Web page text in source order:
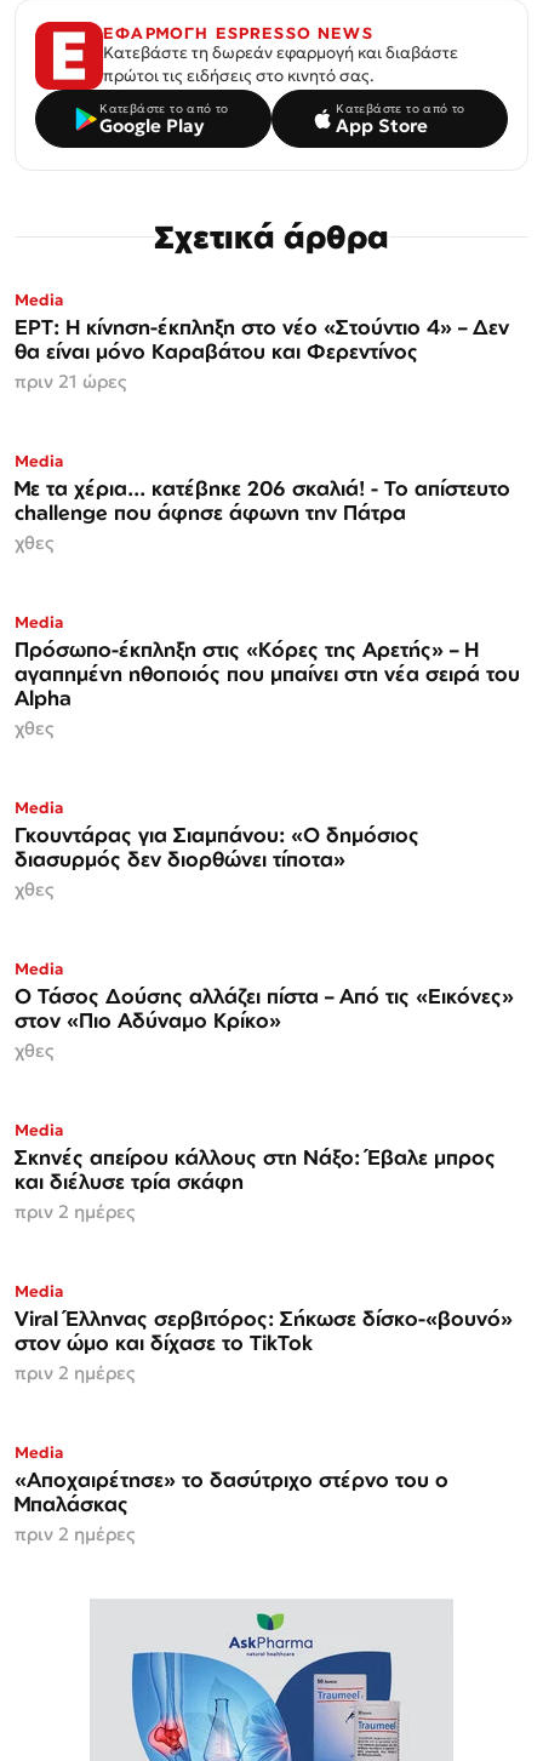
ΕΦΑΡΜΟΓΗ ESPRESSO NEWS
Κατεβάστε τη δωρεάν εφαρμογή και διαβάστε
πρώτοι τις ειδήσεις στο κινητό σας.
Κατεβάστε το από το
Google Play
Κατεβάστε το από το
App Store
Σχετικά άρθρα
Media
ΕΡΤ: Η κίνηση-έκπληξη στο νέο «Στούντιο 4» – Δεν
θα είναι μόνο Καραβάτου και Φερεντίνος
πριν 21 ώρες
Media
Με τα χέρια... κατέβηκε 206 σκαλιά! - Το απίστευτο
challenge που άφησε άφωνη την Πάτρα
χθες
Media
Πρόσωπο-έκπληξη στις «Κόρες της Αρετής» – Η
αγαπημένη ηθοποιός που μπαίνει στη νέα σειρά του
Alpha
χθες
Media
Γκουντάρας για Σιαμπάνου: «Ο δημόσιος
διασυρμός δεν διορθώνει τίποτα»
χθες
Media
Ο Τάσος Δούσης αλλάζει πίστα – Από τις «Εικόνες»
στον «Πιο Αδύναμο Κρίκο»
χθες
Media
Σκηνές απείρου κάλλους στη Νάξο: Έβαλε μπρος
και διέλυσε τρία σκάφη
πριν 2 ημέρες
Media
Viral Έλληνας σερβιτόρος: Σήκωσε δίσκο-«βουνό»
στον ώμο και δίχασε το TikTok
πριν 2 ημέρες
Media
«Αποχαιρέτησε» το δασύτριχο στέρνο του ο
Μπαλάσκας
πριν 2 ημέρες